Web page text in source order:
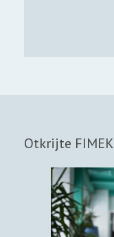
Otkrijte FIMEK